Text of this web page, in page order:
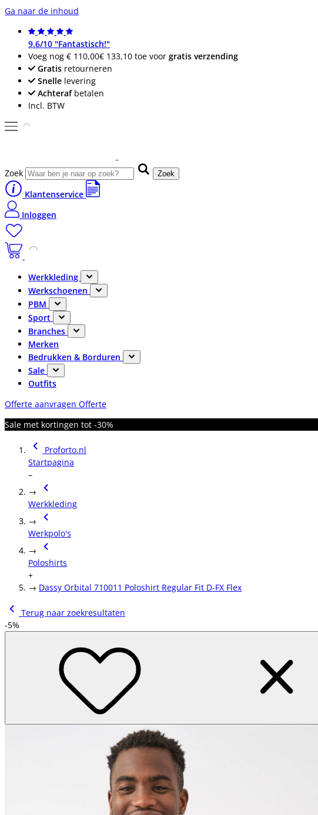
Ga naar de inhoud
9.6/10 "Fantastisch!"
Voeg nog € 110,00€ 133,10 toe voor gratis verzending
Gratis retourneren
Snelle levering
Achterafbetalen
Incl. BTW
Zoek Zoek
Klantenservice
Inloggen
Werkkleding
Werkschoenen
PBM
Sport
Branches
Merken
Bedrukken & Borduren
Sale
Outfits
Offerte aanvragen Offerte
Sale met kortingen tot -30%
Proforto.nl
Startpagina
–
→
Werkkleding
→
Werkpolo's
→
Poloshirts
+
→ Dassy Orbital 710011 Poloshirt Regular Fit D-FX Flex
Terug naar zoekresultaten
-5%